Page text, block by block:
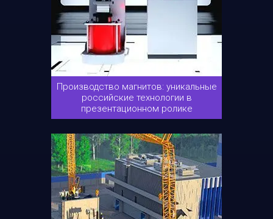
Производство магнитов: уникальные
российские технологии в
презентационном ролике